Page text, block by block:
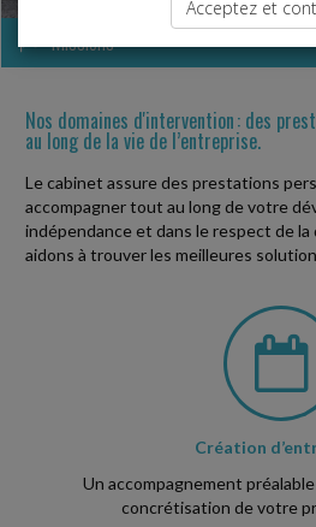
Acceptez et
Missions
Nos domaines d'intervention : des
au long de la vie de l’entreprise.
Le cabinet assure des prestations
accompagner tout au long de votre
indépendance et dans le respect de
aidons à trouver les meilleures
Création
Un accompagnement préalable
concrétisation de votre